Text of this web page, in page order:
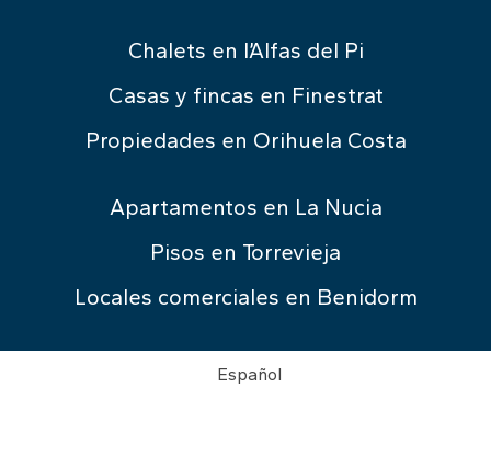
Chalets en l’Alfas del Pi
Casas y fincas en Finestrat
Propiedades en Orihuela Costa
Apartamentos en La Nucia
Pisos en Torrevieja
Locales comerciales en Benidorm
Español